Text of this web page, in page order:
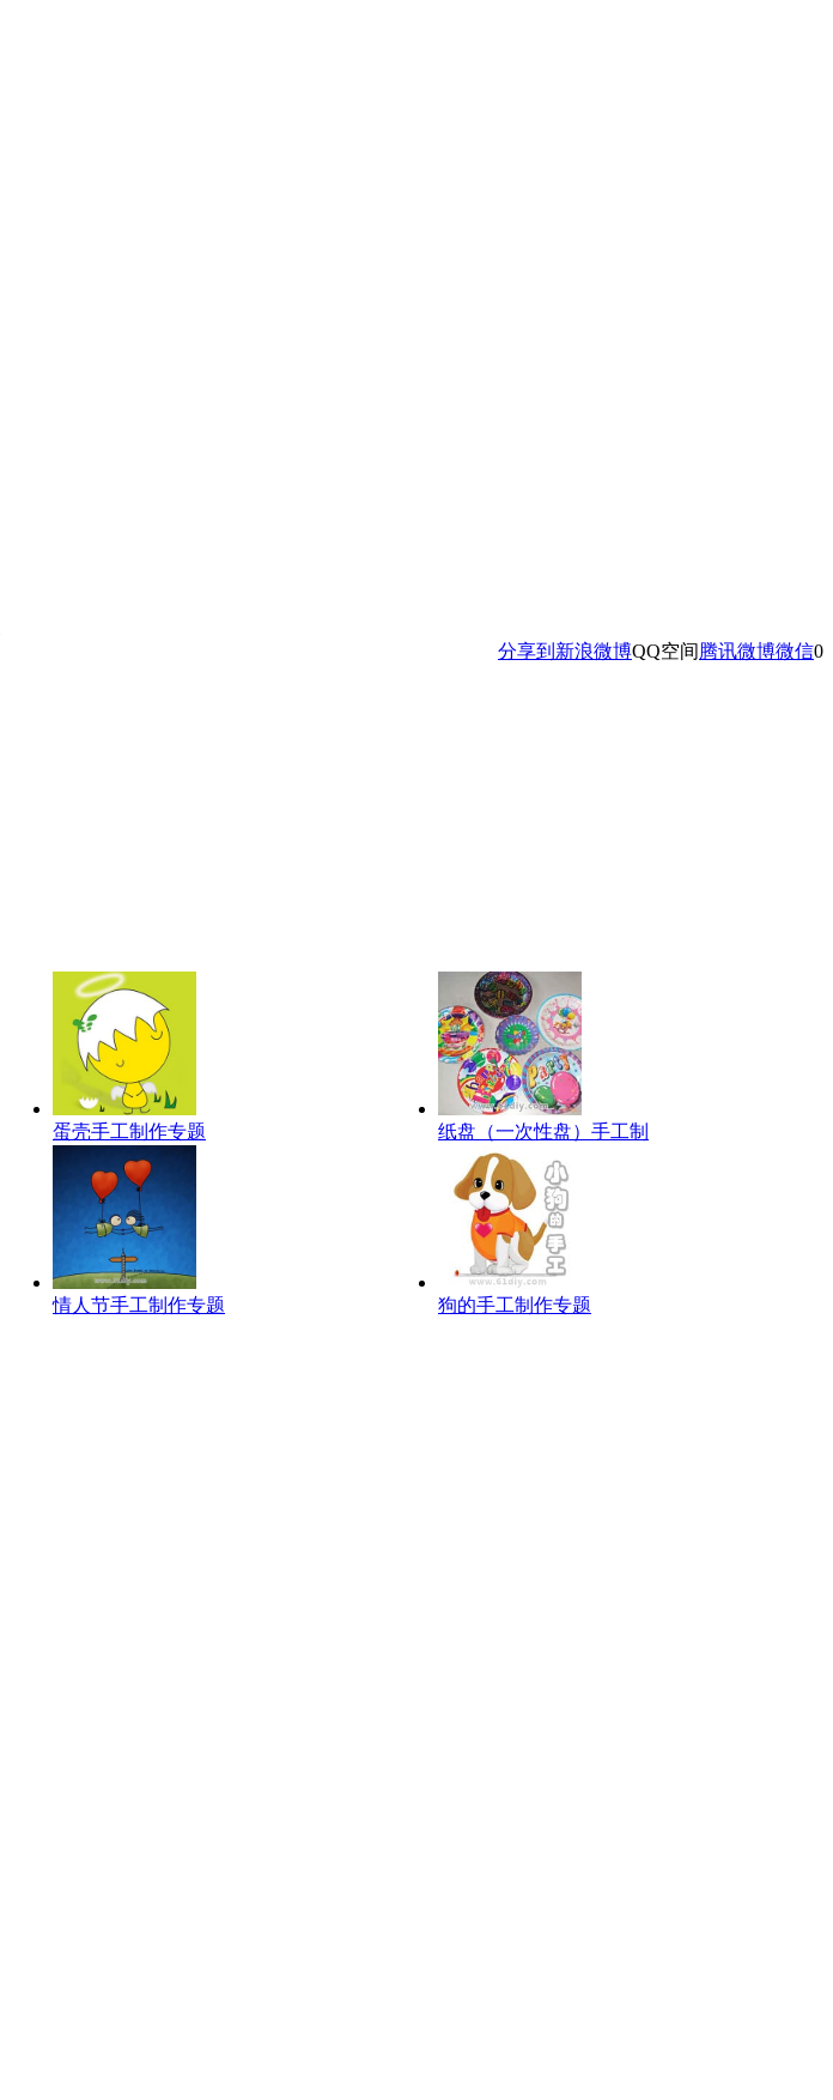
分享到 新浪微博QQ空间腾讯微博微信0
蛋壳手工制作专题 纸盘（一次性盘）手工制
情人节手工制作专题 狗的手工制作专题